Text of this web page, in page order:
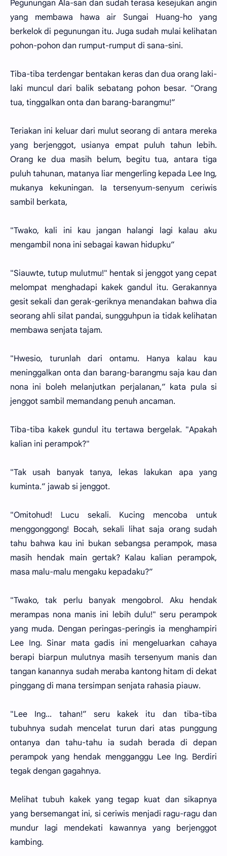
Pegunungan Ala-san dan sudah terasa kesejukan angin
yang membawa hawa air Sungai Huang-ho yang
berkelok di pegunungan itu. Juga sudah mulai kelihatan
pohon-pohon dan rumput-rumput di sana-sini.
Tiba-tiba terdengar bentakan keras dan dua orang laki-
laki muncul dari balik sebatang pohon besar. "Orang
tua, tinggalkan onta dan barang-barangmu!”
Teriakan ini keluar dari mulut seorang di antara mereka
yang berjenggot, usianya empat puluh tahun lebih.
Orang ke dua masih belum, begitu tua, antara tiga
puluh tahunan, matanya liar mengerling kepada Lee Ing,
mukanya kekuningan. Ia tersenyum-senyum ceriwis
sambil berkata,
"Twako, kali ini kau jangan halangi lagi kalau aku
mengambil nona ini sebagai kawan hidupku”
"Siauwte, tutup mulutmu!" hentak si jenggot yang cepat
melompat menghadapi kakek gandul itu. Gerakannya
gesit sekali dan gerak-geriknya menandakan bahwa dia
seorang ahli silat pandai, sungguhpun ia tidak kelihatan
membawa senjata tajam.
"Hwesio, turunlah dari ontamu. Hanya kalau kau
meninggalkan onta dan barang-barangmu saja kau dan
nona ini boleh melanjutkan perjalanan,” kata pula si
jenggot sambil memandang penuh ancaman.
Tiba-tiba kakek gundul itu tertawa bergelak. "Apakah
kalian ini perampok?"
"Tak usah banyak tanya, lekas lakukan apa yang
kuminta.” jawab si jenggot.
"Omitohud! Lucu sekali. Kucing mencoba untuk
menggonggong! Bocah, sekali lihat saja orang sudah
tahu bahwa kau ini bukan sebangsa perampok, masa
masih hendak main gertak? Kalau kalian perampok,
masa malu-malu mengaku kepadaku?”
"Twako, tak perlu banyak mengobrol. Aku hendak
merampas nona manis ini lebih dulu!" seru perampok
yang muda. Dengan peringas-peringis ia menghampiri
Lee Ing. Sinar mata gadis ini mengeluarkan cahaya
berapi biarpun mulutnya masih tersenyum manis dan
tangan kanannya sudah meraba kantong hitam di dekat
pinggang di mana tersimpan senjata rahasia piauw.
"Lee Ing... tahan!” seru kakek itu dan tiba-tiba
tubuhnya sudah mencelat turun dari atas punggung
ontanya dan tahu-tahu ia sudah berada di depan
perampok yang hendak mengganggu Lee Ing. Berdiri
tegak dengan gagahnya.
Melihat tubuh kakek yang tegap kuat dan sikapnya
yang bersemangat ini, si ceriwis menjadi ragu-ragu dan
mundur lagi mendekati kawannya yang berjenggot
kambing.